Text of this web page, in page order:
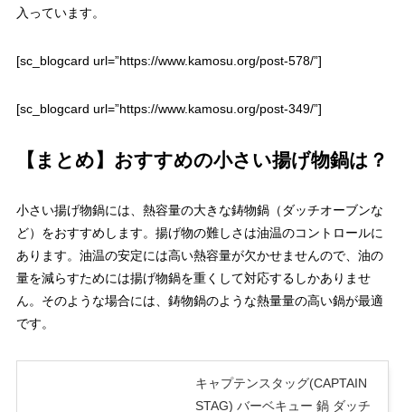
入っています。
[sc_blogcard url=”https://www.kamosu.org/post-578/”]
[sc_blogcard url=”https://www.kamosu.org/post-349/”]
【まとめ】おすすめの小さい揚げ物鍋は？
小さい揚げ物鍋には、熱容量の大きな鋳物鍋（ダッチオーブンな
ど）をおすすめします。揚げ物の難しさは油温のコントロールに
あります。油温の安定には高い熱容量が欠かせませんので、油の
量を減らすためには揚げ物鍋を重くして対応するしかありませ
ん。そのような場合には、鋳物鍋のような熱量量の高い鍋が最適
です。
キャプテンスタッグ(CAPTAIN
STAG) バーベキュー 鍋 ダッチ